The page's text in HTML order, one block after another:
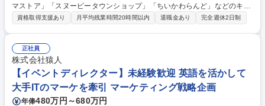
マストア」「スヌーピータウンショップ」「ちいかわらんど」などのキャ
ラクターを中心とした専門店と、ユニークな商品を発掘して提案する「キ
社の問屋との直接取引による多種多様な商品管理 ■お客様のニーズを汲み
取った能動的な商品提案 ■全国転勤を前提とした、将来の店舗マネジメン
ト業務 ※単なる販売に留まらない、マルチタスクな運営能力が求められま
す。 募集職種 東京【店舗スタッフ】キャラ愛×商品管理/キャラクター専
門店運営/月給30万～
資格取得支援あり 月平均残業時間20時間以内 退職金あり 完全週休2日制
正社員
株式会社猿人
【イベントディレクター】未経験歓迎 英語を活かして
大手ITのマーケを牽引 マーケティング戦略企画
年俸480万円～680万円